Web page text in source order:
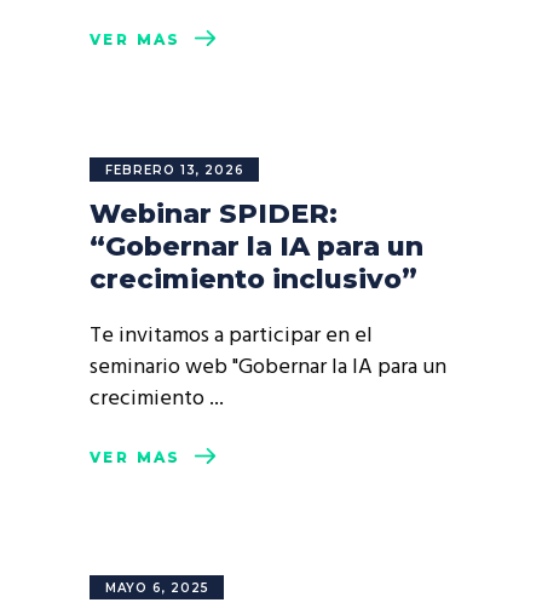
VER MÁS
FEBRERO 13, 2026
Webinar SPIDER:
“Gobernar la IA para un
crecimiento inclusivo”
Te invitamos a participar en el
seminario web "Gobernar la IA para un
crecimiento
VER MÁS
MAYO 6, 2025